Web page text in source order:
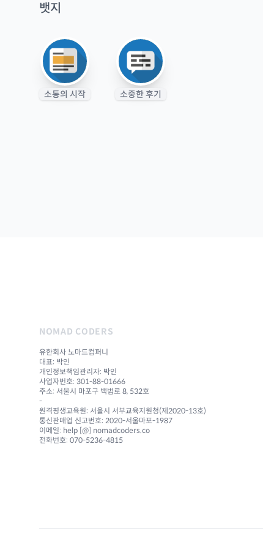
뱃지
소통의 시작 소중한 후기
NOMAD CODERS
유한회사 노마드컴퍼니
대표: 박인
개인정보책임관리자: 박인
사업자번호: 301-88-01666
주소: 서울시 마포구 백범로 8, 532호
-
원격평생교육원: 서울시 서부교육지원청(제2020-13호)
통신판매업 신고번호: 2020-서울마포-1987
이메일: help [@] nomadcoders.co
전화번호: 070-5236-4815